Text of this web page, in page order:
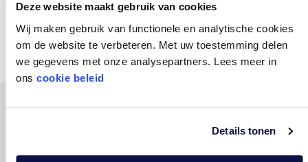
Deze website maakt gebruik van cookies
Wij maken gebruik van functionele en analytische cookies
om de website te verbeteren. Met uw toestemming delen
we gegevens met onze analysepartners. Lees meer in
ons cookie beleid
Details tonen